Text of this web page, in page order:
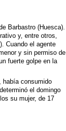
Barbastro (Huesca).
y, entre otros,
Cuando el agente
y sin permiso de
fuerte golpe en la
había consumido
el domingo
su mujer, de 17